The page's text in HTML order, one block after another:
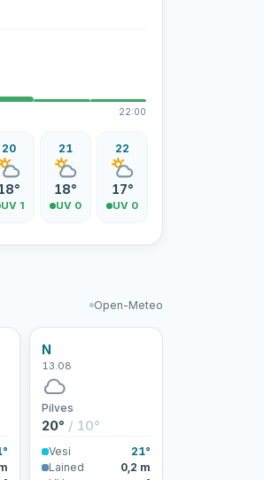
22:00
20
UV 1
21
18°
UV 0
22
17°
UV 0
Open-Meteo
N
13.08
Pilves
20° / 10°
Vesi
21°
Lained
0,2 m